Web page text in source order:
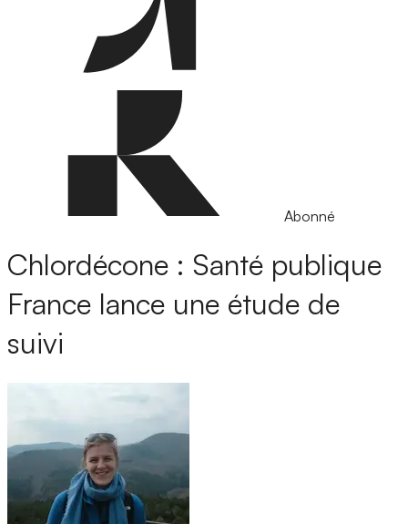
Abonné
Chlordécone : Santé publique
France lance une étude de
suivi